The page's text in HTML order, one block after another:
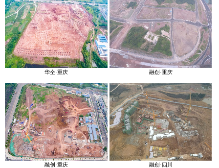
华仝·重庆 融创·重庆
融创·重庆 融创·四川